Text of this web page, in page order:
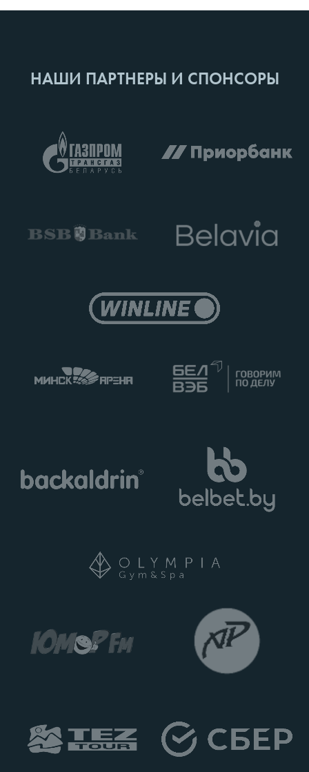
НАШИ ПАРТНЕРЫ И СПОНСОРЫ